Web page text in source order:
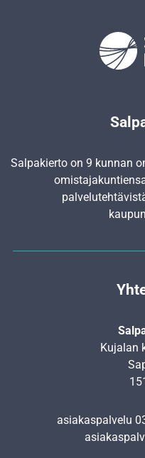
Salpakierto on 9 kunnan
Kujalan
asiakaspalvelu